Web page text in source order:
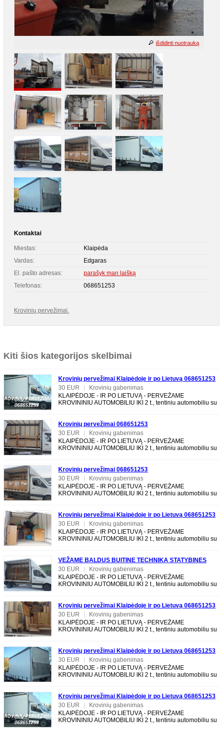
išdidinti nuotrauką
Kontaktai
Miestas:
Klaipėda
Vardas:
Edgaras
El. pašto adresas:
parašyk man laišką
Telefonas:
068651253
Krovinių pervežimai.
Kiti šios kategorijos skelbimai
Krovinių pervežimai Klaipėdoje ir po Lietuvą 068651253
30 EUR
Krovinių gabenimas
KLAIPĖDOJE - IR PO LIETUVĄ - PERVEŽAME
KROVININIU AUTOMOBILIU IKI 2 t., tentiniu automobiliu su
Krovinių pervežimai 068651253
30 EUR
Krovinių gabenimas
KLAIPĖDOJE - IR PO LIETUVĄ - PERVEŽAME
KROVININIU AUTOMOBILIU IKI 2 t., tentiniu automobiliu su
Krovinių pervežimai 068651253
30 EUR
Krovinių gabenimas
KLAIPĖDOJE - IR PO LIETUVĄ - PERVEŽAME
KROVININIU AUTOMOBILIU IKI 2 t., tentiniu automobiliu su
Krovinių pervežimai Klaipėdoje ir po Lietuvą 068651253
30 EUR
Krovinių gabenimas
KLAIPĖDOJE - IR PO LIETUVĄ - PERVEŽAME
KROVININIU AUTOMOBILIU IKI 2 t., tentiniu automobiliu su
VEŽAME BALDUS BUITINE TECHNIKA STATYBINES
MEDŽIAGAS IR KITA KLAIPĖDOJE IR PO LIETUVĄ
068651253
30 EUR
Krovinių gabenimas
KLAIPĖDOJE - IR PO LIETUVĄ - PERVEŽAME
KROVININIU AUTOMOBILIU IKI 2 t., tentiniu automobiliu su
Krovinių pervežimai Klaipėdoje ir po Lietuvą 068651253
30 EUR
Krovinių gabenimas
KLAIPĖDOJE - IR PO LIETUVĄ - PERVEŽAME
KROVININIU AUTOMOBILIU IKI 2 t., tentiniu automobiliu su
Krovinių pervežimai Klaipėdoje ir po Lietuvą 068651253
30 EUR
Krovinių gabenimas
KLAIPĖDOJE - IR PO LIETUVĄ - PERVEŽAME
KROVININIU AUTOMOBILIU IKI 2 t., tentiniu automobiliu su
Krovinių pervežimai Klaipėdoje ir po Lietuvą 068651253
30 EUR
Krovinių gabenimas
KLAIPĖDOJE - IR PO LIETUVĄ - PERVEŽAME
KROVININIU AUTOMOBILIU IKI 2 t., tentiniu automobiliu su